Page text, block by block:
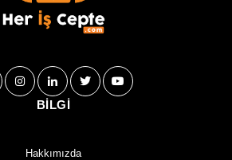
BİLGİ
Hakkımızda